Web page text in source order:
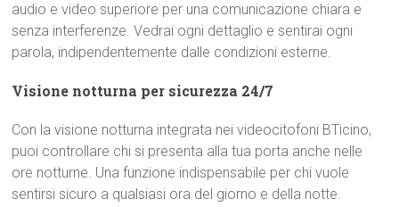
audio e video superiore per una comunicazione chiara e
senza interferenze. Vedrai ogni dettaglio e sentirai ogni
parola, indipendentemente dalle condizioni esterne.
Visione notturna per sicurezza 24/7
Con la visione notturna integrata nei videocitofoni BTicino,
puoi controllare chi si presenta alla tua porta anche nelle
ore notturne. Una funzione indispensabile per chi vuole
sentirsi sicuro a qualsiasi ora del giorno e della notte.